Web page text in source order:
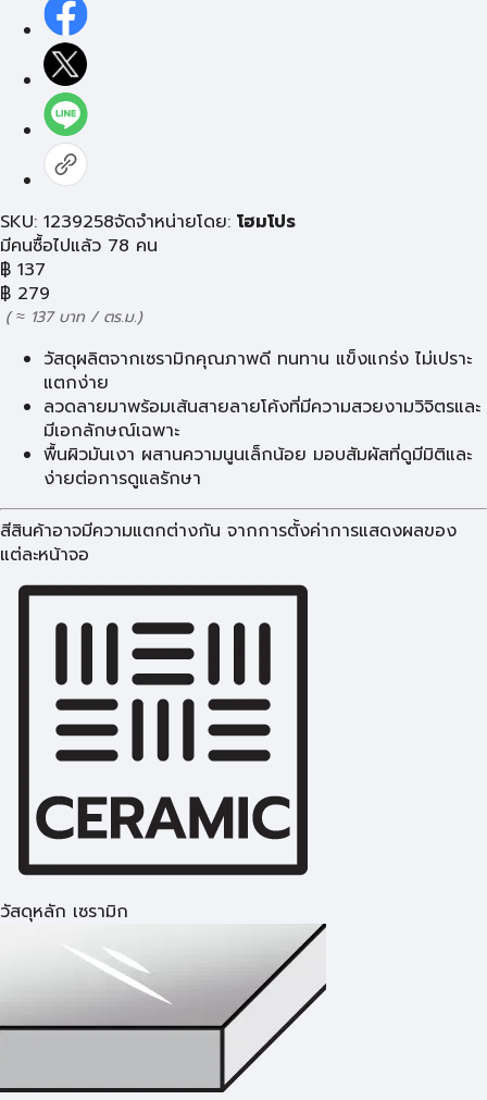
SKU: 1239258จัดจำหน่ายโดย: โฮมโปร
มีคนซื้อไปแล้ว 78 คน
฿ 137
฿ 279
( ≈ 137 บาท / ตร.ม.)
วัสดุผลิตจากเซรามิกคุณภาพดี ทนทาน แข็งแกร่ง ไม่เปราะ
แตกง่าย
ลวดลายมาพร้อมเส้นสายลายโค้งที่มีความสวยงามวิจิตรและ
มีเอกลักษณ์เฉพาะ
พื้นผิวมันเงา ผสานความนูนเล็กน้อย มอบสัมผัสที่ดูมีมิติและ
ง่ายต่อการดูแลรักษา
สีสินค้าอาจมีความแตกต่างกัน จากการตั้งค่าการแสดงผลของ
แต่ละหน้าจอ
วัสดุหลัก เซรามิก